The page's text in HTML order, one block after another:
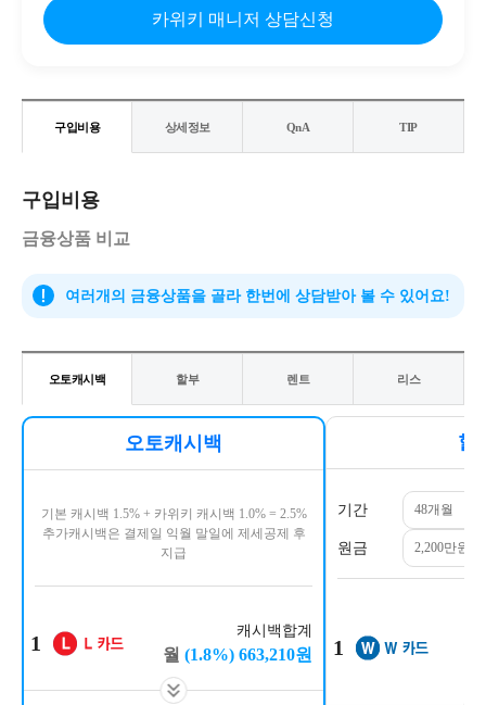
카위키 매니저 상담신청
구입비용 상세정보 QnA TIP
구입비용
금융상품 비교
여러개의 금융상품을 골라 한번에 상담받아 볼 수 있어요!
오토캐시백 할부 렌트 리스
오토캐시백
기본 캐시백 1.5% + 카위키 캐시백 1.0% = 2.5%
추가캐시백은 결제일 익월 말일에 제세공제 후
지급
캐시백합계
(1.8%) 663,210원
1
할
기간
원금
1